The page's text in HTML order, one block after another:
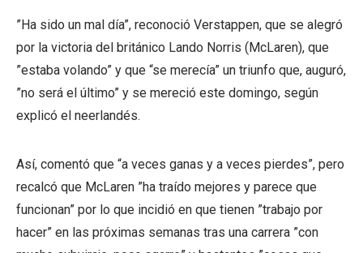
”Ha sido un mal día”, reconoció Verstappen, que se alegró
por la victoria del británico Lando Norris (McLaren), que
”estaba volando” y que “se merecía” un triunfo que, auguró,
”no será el último” y se mereció este domingo, según
explicó el neerlandés.
Así, comentó que “a veces ganas y a veces pierdes”, pero
recalcó que McLaren ”ha traído mejores y parece que
funcionan” por lo que incidió en que tienen ”trabajo por
hacer” en las próximas semanas tras una carrera ”con